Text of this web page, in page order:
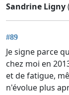
Sandrine Ligny
#89
Je signe parce
chez moi en
et de fatigue,
n'évolue plus